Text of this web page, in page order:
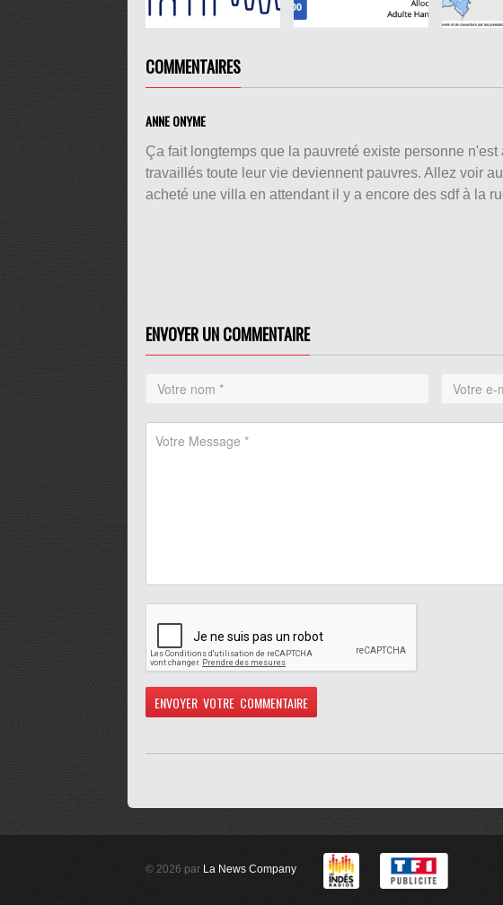
COMMENTAIRES
ANNE ONYME
Ça fait longtemps que la pauvreté existe personne
travaillés toute leur vie deviennent pauvres. Allez voir
acheté une villa en attendant il y a encore des sdf à la
ENVOYER UN COMMENTAIRE
© 2026 par La News Company